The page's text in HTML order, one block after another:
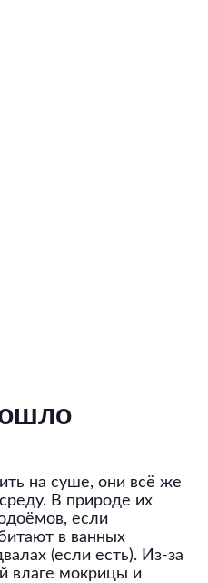
на суше, они всё же
В природе их
если
в ванных
(если есть). Из-за
влаге мокрицы и